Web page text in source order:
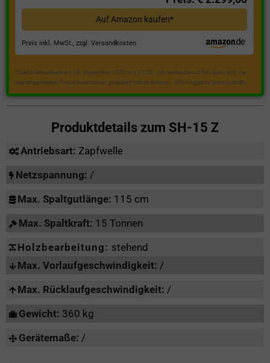
Auf Amazon kaufen*
Preis inkl. MwSt., zzgl. Versandkosten
Zuletzt aktualisiert am 18. Dezember 2023 um 21:50 . Ich weise darauf hin, dass sich die
hier angezeigten Preise inzwischen geändert haben können. Alle Angaben ohne Gewähr.
Produktdetails zum SH-15 Z
Antriebsart: Zapfwelle
Netzspannung: /
Max. Spaltgutlänge: 115 cm
Max. Spaltkraft: 15 Tonnen
Holzbearbeitung: stehend
Max. Vorlaufgeschwindigkeit: /
Max. Rücklaufgeschwindigkeit: /
Gewicht: 360 kg
Gerätemaße: /